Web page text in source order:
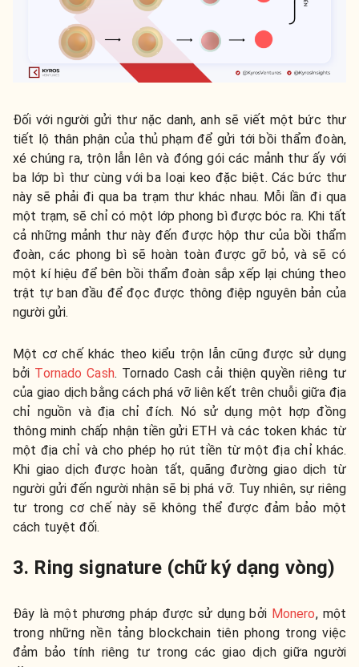
Đối với người gửi thư nặc danh, anh sẽ viết một bức thư
tiết lộ thân phận của thủ phạm để gửi tới bồi thẩm đoàn,
xé chúng ra, trộn lẫn lên và đóng gói các mảnh thư ấy với
ba lớp bì thư cùng với ba loại keo đặc biệt. Các bức thư
này sẽ phải đi qua ba trạm thư khác nhau. Mỗi lần đi qua
một trạm, sẽ chỉ có một lớp phong bì được bóc ra. Khi tất
cả những mảnh thư này đến được hộp thư của bồi thẩm
đoàn, các phong bì sẽ hoàn toàn được gỡ bỏ, và sẽ có
một kí hiệu để bên bồi thẩm đoàn sắp xếp lại chúng theo
trật tự ban đầu để đọc được thông điệp nguyên bản của
người gửi.
Một cơ chế khác theo kiểu trộn lẫn cũng được sử dụng
bởi Tornado Cash. Tornado Cash cải thiện quyền riêng tư
của giao dịch bằng cách phá vỡ liên kết trên chuỗi giữa địa
chỉ nguồn và địa chỉ đích. Nó sử dụng một hợp đồng
thông minh chấp nhận tiền gửi ETH và các token khác từ
một địa chỉ và cho phép họ rút tiền từ một địa chỉ khác.
Khi giao dịch được hoàn tất, quãng đường giao dịch từ
người gửi đến người nhận sẽ bị phá vỡ. Tuy nhiên, sự riêng
tư trong cơ chế này sẽ không thể được đảm bảo một
cách tuyệt đối.
3. Ring signature (chữ ký dạng vòng)
Đây là một phương pháp được sử dụng bởi Monero, một
trong những nền tảng blockchain tiên phong trong việc
đảm bảo tính riêng tư trong các giao dịch giữa người